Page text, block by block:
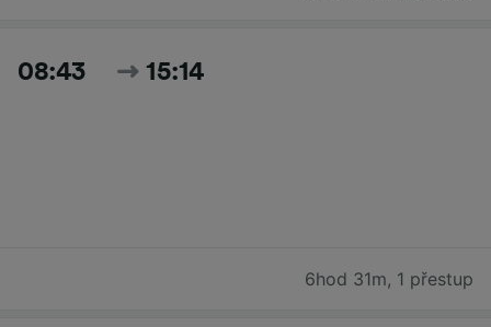
08:43 15:14
6hod 31m, 1 přestup